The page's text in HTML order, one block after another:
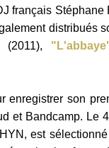
français Stéphane
distribués
(2011),
enregistrer son
et Bandcamp. Le
est